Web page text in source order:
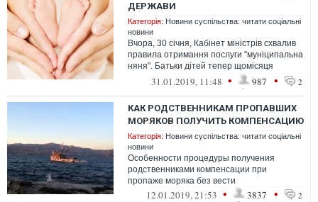
ДЕРЖАВИ
Категорія: Новини суспільства: читати соціальні
новини
Вчора, 30 січня, Кабінет міністрів схвалив
правила отримання послуги "муніципальна
няня". Батьки дітей тепер щомісяця
зможуть отримувати від держави г...
31.01.2019, 11:48 • 987 • 2
КАК РОДСТВЕННИКАМ ПРОПАВШИХ
МОРЯКОВ ПОЛУЧИТЬ КОМПЕНСАЦИЮ
Категорія: Новини суспільства: читати соціальні
новини
Особенности процедуры получения
родственниками компенсации при
пропаже моряка без вести
12.01.2019, 21:53 • 3837 • 2